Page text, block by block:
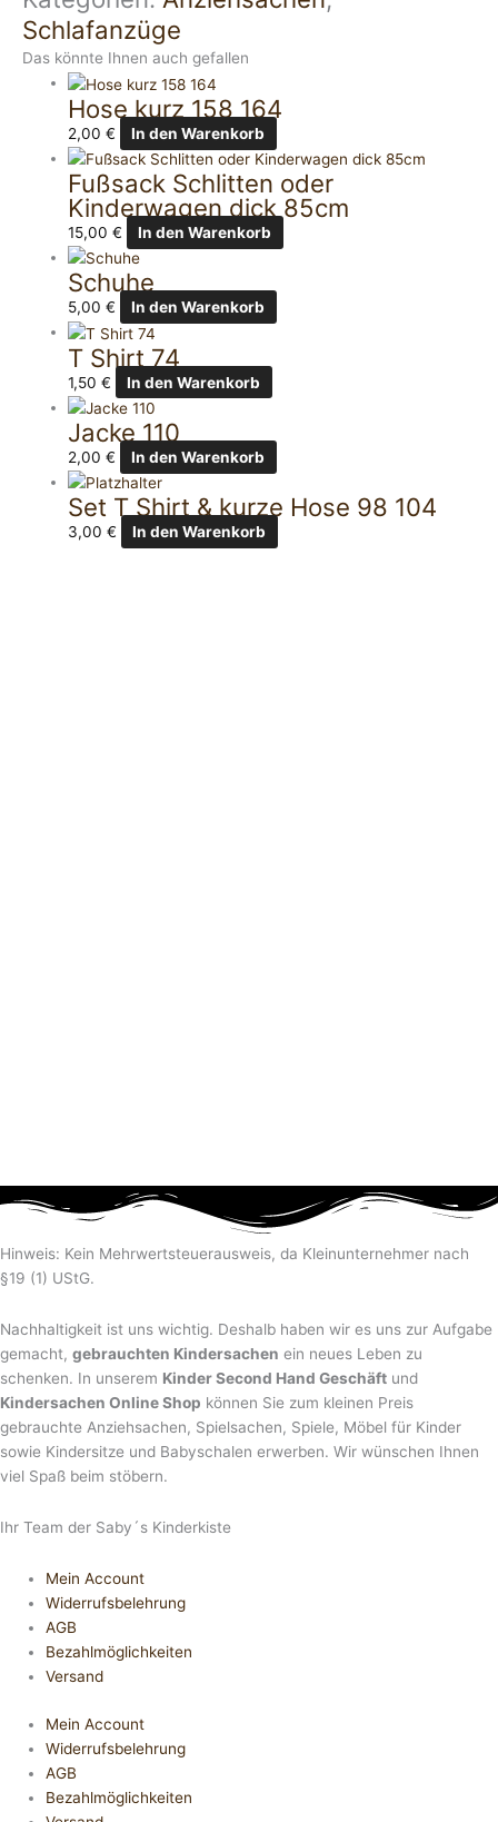
Schlafanzüge
Das könnte Ihnen auch gefallen
Hose kurz 158 164
2,00€ In den Warenkorb
Fußsack Schlitten oder
Kinderwagen dick 85cm
15,00€ In den Warenkorb
Schuhe
5,00€ In den Warenkorb
T Shirt 74
1,50€ In den Warenkorb
Jacke 110
2,00€ In den Warenkorb
Set T Shirt & kurze Hose 98 104
3,00€ In den Warenkorb
Hinweis: Kein Mehrwertsteuerausweis, da Kleinunternehmer nach
§19 (1) UStG.
Nachhaltigkeit ist uns wichtig. Deshalb haben wir es uns zur Aufgabe
gemacht, gebrauchten Kindersachen ein neues Leben zu
schenken. In unserem Kinder Second Hand Geschäft und
Kindersachen Online Shop können Sie zum kleinen Preis
gebrauchte Anziehsachen, Spiel­sachen, Spiele, Möbel für Kinder
sowie Kindersitze und Babyschalen erwerben. Wir wünschen Ihnen
viel Spaß beim stöbern.
Ihr Team der Saby´s Kinderkiste
Mein Account
Widerrufsbelehrung
AGB
Bezahlmöglichkeiten
Versand
Mein Account
Widerrufsbelehrung
AGB
Bezahlmöglichkeiten